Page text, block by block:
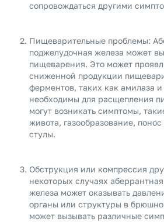
сопровождаться другими
Пищеварительные проблемы:
поджелудочная железа может
пищеварения. Это может
сниженной продукции
ферментов, таких как амилаза
необходимы для расщепления
могут возникать симптомы,
живота, газообразование,
стулы.
Обструкция или компрессия
некоторых случаях
железа может оказывать
органы или структуры в
может вызывать различные